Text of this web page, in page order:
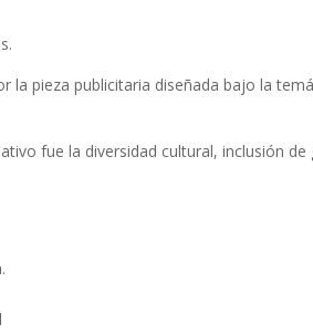
la pieza publicitaria diseñada bajo la
fue la diversidad cultural, inclusión de